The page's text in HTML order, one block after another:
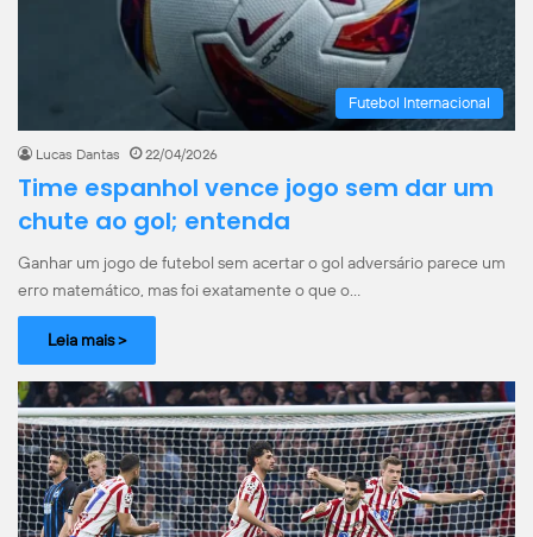
Futebol Internacional
Lucas Dantas 22/04/2026
Time espanhol vence jogo sem dar um
chute ao gol; entenda
Ganhar um jogo de futebol sem acertar o gol adversário parece um
erro matemático, mas foi exatamente o que o…
Leia mais >